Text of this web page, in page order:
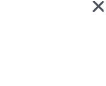
6. septembrī